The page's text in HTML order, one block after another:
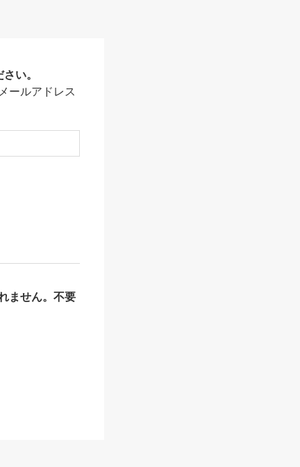
い。
ールアドレス
ません。不要